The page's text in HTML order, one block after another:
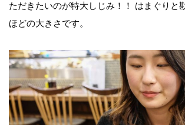
ただきたいのが特大しじみ！！ はまぐりと
ほどの大きさです。